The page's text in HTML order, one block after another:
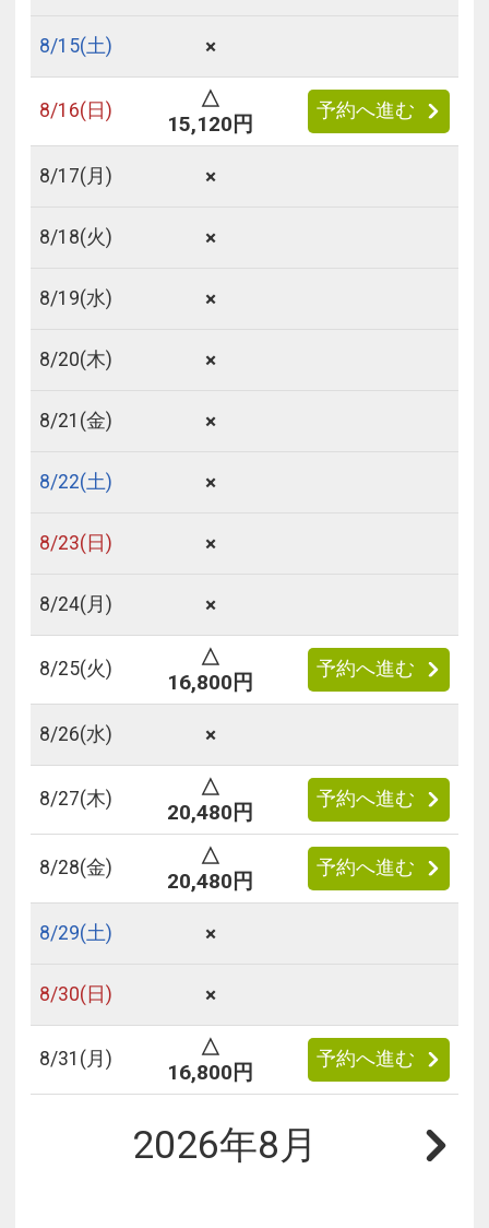
8/15(土) ×
8/16(日)
△
15,120円
予約へ進む
8/17(月) ×
8/18(火) ×
8/19(水) ×
8/20(木) ×
8/21 (金) ×
8/22(土) ×
8/23(日) ×
8/24(月) ×
8/25(火)
△
16,800円
予約へ進む
8/26(水) ×
8/27(木)
△
20,480円
予約へ進む
8/28(金)
△
20,480円
予約へ進む
8/29(土) ×
8/30(日) ×
8/31 (月)
△
16,800円
予約へ進む
2026年8月